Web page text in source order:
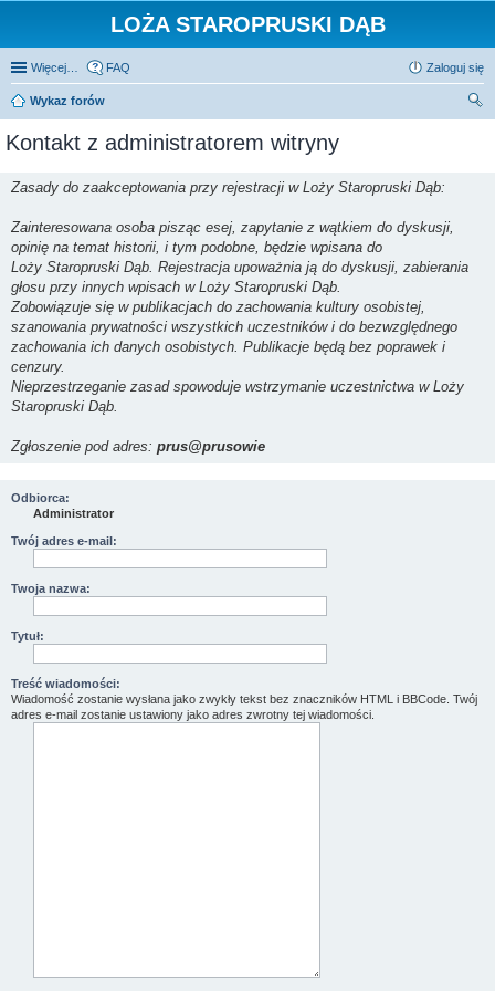
LOŻA STAROPRUSKI DĄB
Więcej… FAQ Zaloguj się
Wykaz forów
Kontakt z administratorem witryny
Zasady do zaakceptowania przy rejestracji w Loży Staropruski Dąb:
Zainteresowana osoba pisząc esej, zapytanie z wątkiem do dyskusji,
opinię na temat historii, i tym podobne, będzie wpisana do
Loży Staropruski Dąb. Rejestracja upoważnia ją do dyskusji, zabierania
głosu przy innych wpisach w Loży Staropruski Dąb.
Zobowiązuje się w publikacjach do zachowania kultury osobistej,
szanowania prywatności wszystkich uczestników i do bezwzględnego
zachowania ich danych osobistych. Publikacje będą bez poprawek i
cenzury.
Nieprzestrzeganie zasad spowoduje wstrzymanie uczestnictwa w Loży
Staropruski Dąb.
Zgłoszenie pod adres: prus@prusowie
Odbiorca:
Administrator
Twój adres e-mail:
Twoja nazwa:
Tytuł:
Treść wiadomości:
Wiadomość zostanie wysłana jako zwykły tekst bez znaczników HTML i BBCode. Twój
adres e-mail zostanie ustawiony jako adres zwrotny tej wiadomości.